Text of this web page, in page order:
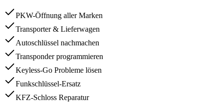
PKW-Öffnung aller Marken
Transporter & Lieferwagen
Autoschlüssel nachmachen
Transponder programmieren
Keyless-Go Probleme lösen
Funkschlüssel-Ersatz
KFZ-Schloss Reparatur